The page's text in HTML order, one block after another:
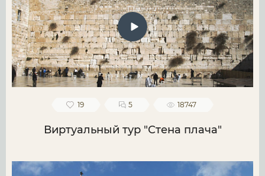
19 5 18747
Виртуальный тур "Стена плача"